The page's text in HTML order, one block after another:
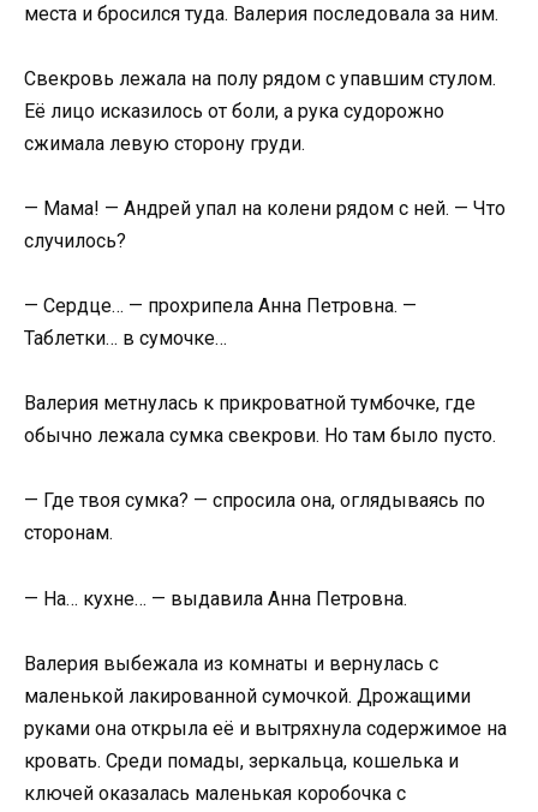
места и бросился туда. Валерия последовала за ним.
Свекровь лежала на полу рядом с упавшим стулом.
Её лицо исказилось от боли, а рука судорожно
сжимала левую сторону груди.
— Мама! — Андрей упал на колени рядом с ней. — Что
случилось?
— Сердце… — прохрипела Анна Петровна. —
Таблетки… в сумочке…
Валерия метнулась к прикроватной тумбочке, где
обычно лежала сумка свекрови. Но там было пусто.
— Где твоя сумка? — спросила она, оглядываясь по
сторонам.
— На… кухне… — выдавила Анна Петровна.
Валерия выбежала из комнаты и вернулась с
маленькой лакированной сумочкой. Дрожащими
руками она открыла её и вытряхнула содержимое на
кровать. Среди помады, зеркальца, кошелька и
ключей оказалась маленькая коробочка с